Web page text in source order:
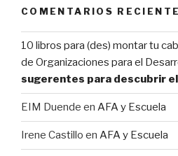
COMENTARIOS
10 libros para (des) montar tu
de Organizaciones para el
sugerentes para descubrir
EIM Duende en AFA y Escuela
Irene Castillo en AFA y Escuela